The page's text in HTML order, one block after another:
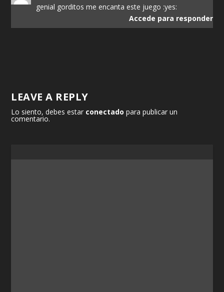
genial gorditos me encanta este juego :yes:
Accede para responder
LEAVE A REPLY
Lo siento, debes estar conectado para publicar un
comentario.